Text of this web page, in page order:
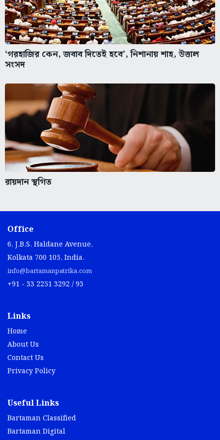
‘গরহাজির কেন, জবাব দিতেই হবে’, নিশানায় শাহ, উত্তাল
সংসদ
রায়দান স্থগিত
Office
6, J.B.S. Haldane Avenue,
Kolkata 700 105, India.
info@bartamanpatrika.com
+91 - 33 2251 3292 / 93
Links
Home
About Us
Contact Us
Privacy Policy
Useful Links
Bartaman Classified
Bartaman Digital